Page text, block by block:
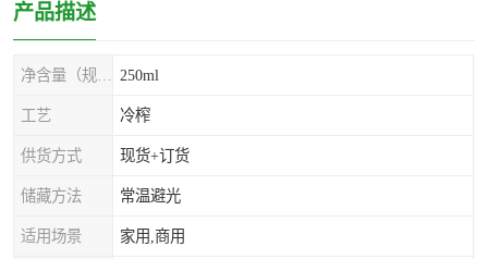
产品描述
250ml
工艺 冷榨
供货方式 现货+订货
储藏方法 常温避光
适用场景 家用,商用